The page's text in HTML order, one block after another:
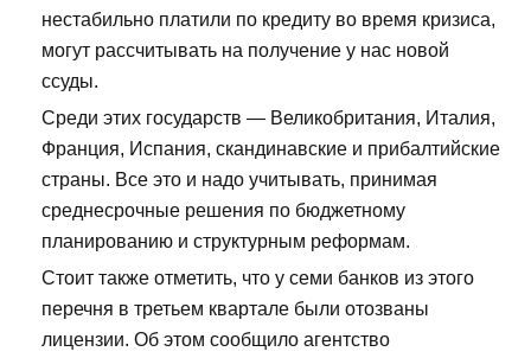
нестабильно платили по кредиту во время кризиса,
могут рассчитывать на получение у нас новой
ссуды.
Среди этих государств — Великобритания, Италия,
Франция, Испания, скандинавские и прибалтийские
страны. Все это и надо учитывать, принимая
среднесрочные решения по бюджетному
планированию и структурным реформам.
Стоит также отметить, что у семи банков из этого
перечня в третьем квартале были отозваны
лицензии. Об этом сообщило агентство